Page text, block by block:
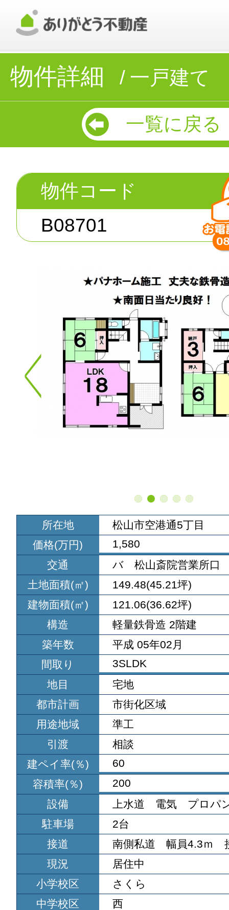
物件詳細 一戸建て
一覧に戻る
物件コード
B08701
所在地
松山市空港通5丁目
価格(万円)
1,580
交通
バ 松山斎院営業所口
土地面積(㎡)
149.48(45.21坪)
建物面積(㎡)
121.06(36.62坪)
構造
軽量鉄骨造 2階建
築年数
平成 05年02月
間取り
3SLDK
地目
宅地
都市計画
市街化区域
用途地域
準工
引渡
相談
建ペイ率(％)
60
容積率(％)
200
設備
上水道 電気 プロパ
駐車場
2台
接道
南側私道 幅員4.3ｍ
現況
居住中
小学校区
さくら
中学校区
西